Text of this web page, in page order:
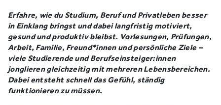
Erfahre, wie du Studium, Beruf und Privatleben besser
in Einklang bringst und dabei langfristig motiviert,
gesund und produktiv bleibst. Vorlesungen, Prüfungen,
Arbeit, Familie, Freund*innen und persönliche Ziele –
viele Studierende und Berufseinsteiger:innen
jonglieren gleichzeitig mit mehreren Lebensbereichen.
Dabei entsteht schnell das Gefühl, ständig
funktionieren zu müssen.